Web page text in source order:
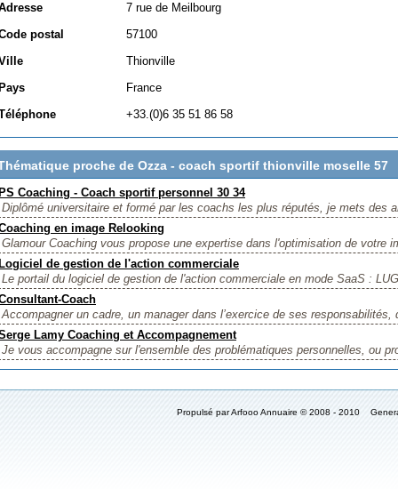
7 rue de Meilbourg
postal
57100
Thionville
France
+33.(0)6 35 51 86 58
proche de Ozza - coach sportif thionville moselle 57
Coaching - Coach sportif personnel 30 34
Diplômé universitaire et formé par les coachs les plus réputés, je mets des
en image Relooking
Glamour Coaching vous propose une expertise dans l'optimisation de votre
de gestion de l'action commerciale
Le portail du logiciel de gestion de l'action commerciale en mode SaaS :
Coach
Accompagner un cadre, un manager dans l’exercice de ses
Lamy Coaching et Accompagnement
Je vous accompagne sur l'ensemble des problématiques personnelles, ou
Propulsé par Arfooo Annuaire © 2008 - 2010